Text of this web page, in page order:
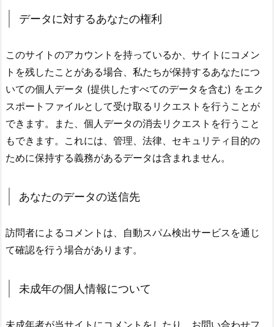
データに対するあなたの権利
このサイトのアカウントを持っているか、サイトにコメン
トを残したことがある場合、私たちが保持するあなたにつ
いての個人データ (提供したすべてのデータを含む) をエク
スポートファイルとして受け取るリクエストを行うことが
できます。また、個人データの消去リクエストを行うこと
もできます。これには、管理、法律、セキュリティ目的の
ために保持する義務があるデータは含まれません。
あなたのデータの送信先
訪問者によるコメントは、自動スパム検出サービスを通じ
て確認を行う場合があります。
未成年の個人情報について